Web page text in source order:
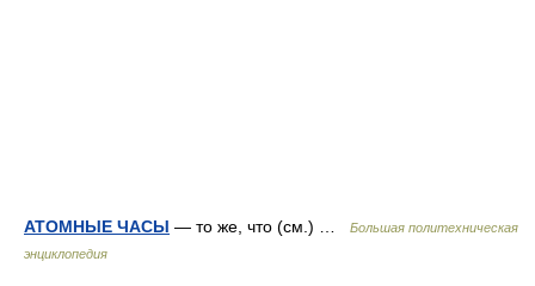
АТОМНЫЕ ЧАСЫ — то же, что (см.) …
Большая политехническая
энциклопедия